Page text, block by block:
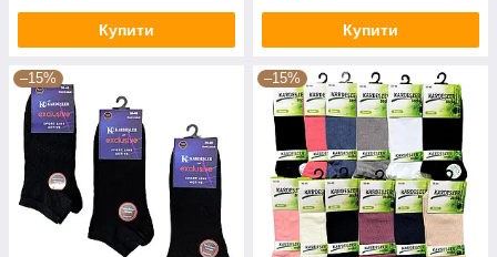
Купити Купити
–15% –15%